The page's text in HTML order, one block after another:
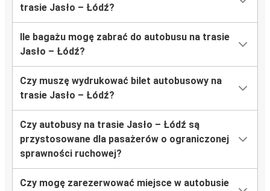
trasie Jasło – Łódź?
Ile bagażu mogę zabrać do autobusu na trasie
Jasło – Łódź?
Czy muszę wydrukować bilet autobusowy na
trasie Jasło – Łódź?
Czy autobusy na trasie Jasło – Łódź są
przystosowane dla pasażerów o ograniczonej
sprawności ruchowej?
Czy mogę zarezerwować miejsce w autobusie